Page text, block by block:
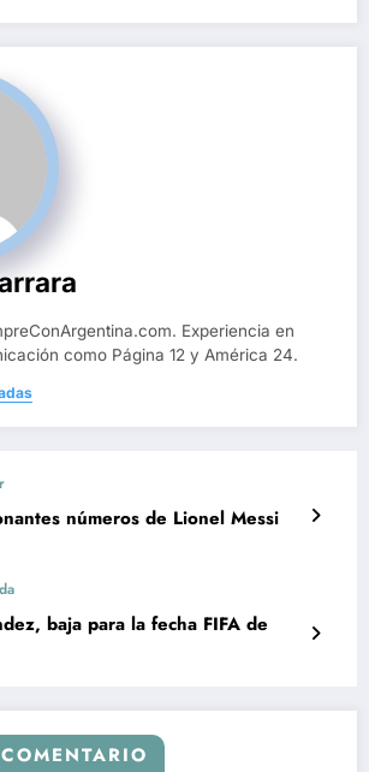
Experiencia en
como Página 12 y América 24.
números de Lionel Messi
baja para la fecha FIFA de